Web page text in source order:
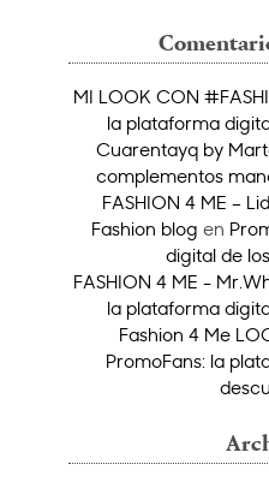
MI LOOK CON
la plataforma
Cuarentayq by
complementos
FASHION 4 ME –
Fashion blog en
digital de
FASHION 4 ME -
la plataforma
Fashion 4 Me
PromoFans: la